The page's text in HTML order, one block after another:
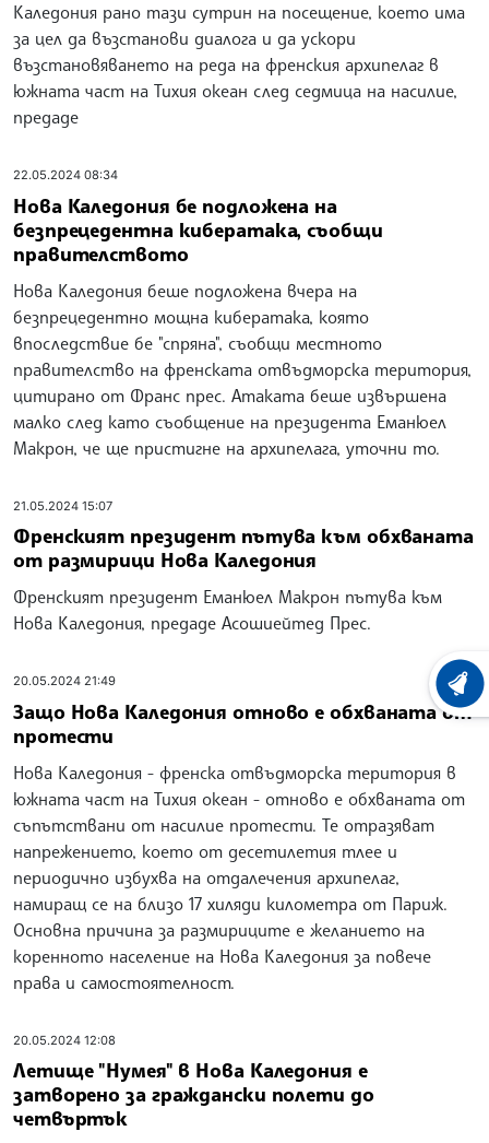
Каледония рано тази сутрин на посещение, което има
за цел да възстанови диалога и да ускори
възстановяването на реда на френския архипелаг в
южната част на Тихия океан след седмица на насилие,
предаде
22.05.2024 08:34
Нова Каледония бе подложена на
безпрецедентна кибератака, съобщи
правителството
Нова Каледония беше подложена вчера на
безпрецедентно мощна кибератака, която
впоследствие бе "спряна", съобщи местното
правителство на френската отвъдморска територия,
цитирано от Франс прес. Атаката беше извършена
малко след като съобщение на президента Еманюел
Макрон, че ще пристигне на архипелага, уточни то.
21.05.2024 15:07
Френският президент пътува към обхваната
от размирици Нова Каледония
Френският президент Еманюел Макрон пътува към
Нова Каледония, предаде Асошиейтед Прес.
20.05.2024 21:49
Защо Нова Каледония отново е обхваната от
протести
Нова Каледония - френска отвъдморска територия в
южната част на Тихия океан - отново е обхваната от
съпътствани от насилие протести. Те отразяват
напрежението, което от десетилетия тлее и
периодично избухва на отдалечения архипелаг,
намиращ се на близо 17 хиляди километра от Париж.
Основна причина за размириците е желанието на
коренното население на Нова Каледония за повече
права и самостоятелност.
20.05.2024 12:08
Летище "Нумея" в Нова Каледония е
затворено за граждански полети до
четвъртък